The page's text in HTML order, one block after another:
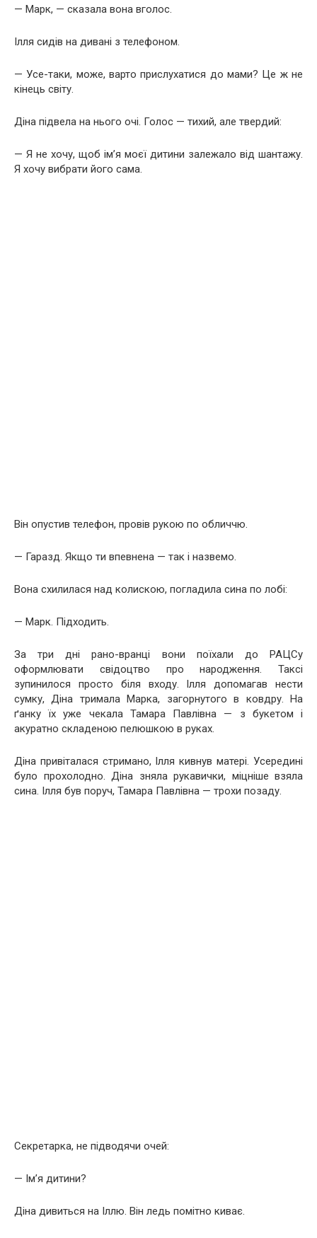
— Марк, — сказала вона вголос.
Ілля сидів на дивані з телефоном.
— Усе-таки, може, варто прислухатися до мами? Це ж не
кінець світу.
Діна підвела на нього очі. Голос — тихий, але твердий:
— Я не хочу, щоб ім’я моєї дитини залежало від шантажу.
Я хочу вибрати його сама.
Він опустив телефон, провів рукою по обличчю.
— Гаразд. Якщо ти впевнена — так і назвемо.
Вона схилилася над колискою, погладила сина по лобі:
— Марк. Підходить.
За три дні рано-вранці вони поїхали до РАЦСу
оформлювати свідоцтво про народження. Таксі
зупинилося просто біля входу. Ілля допомагав нести
сумку, Діна тримала Марка, загорнутого в ковдру. На
ґанку їх уже чекала Тамара Павлівна — з букетом і
акуратно складеною пелюшкою в руках.
Діна привіталася стримано, Ілля кивнув матері. Усередині
було прохолодно. Діна зняла рукавички, міцніше взяла
сина. Ілля був поруч, Тамара Павлівна — трохи позаду.
Секретарка, не підводячи очей:
— Ім’я дитини?
Діна дивиться на Іллю. Він ледь помітно киває.